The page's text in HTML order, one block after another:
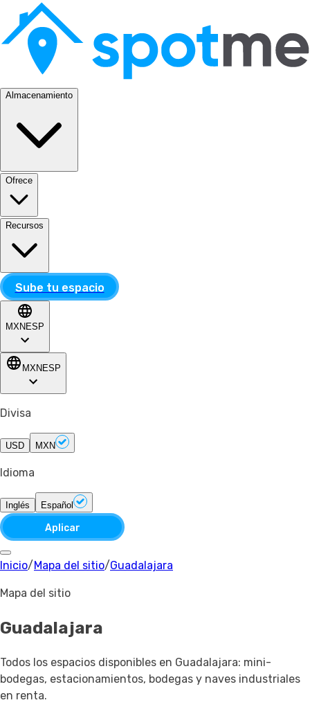
Almacenamiento
Ofrece
Recursos
Sube tu espacio
MXN ESP
MXN ESP
Divisa
USD MXN
Idioma
Inglés Español
Aplicar
Inicio/ Mapa del sitio/Guadalajara
Mapa del sitio
Guadalajara
Todos los espacios disponibles en Guadalajara: mini-
bodegas, estacionamientos, bodegas y naves industriales
en renta.